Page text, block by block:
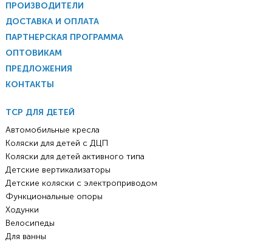
ПРОИЗВОДИТЕЛИ
ДОСТАВКА И ОПЛАТА
ПАРТНЕРСКАЯ ПРОГРАММА
ОПТОВИКАМ
ПРЕДЛОЖЕНИЯ
КОНТАКТЫ
ТСР ДЛЯ ДЕТЕЙ
Автомобильные кресла
Коляски для детей с ДЦП
Коляски для детей активного типа
Детские вертикализаторы
Детские коляски с электроприводом
Функциональные опоры
Ходунки
Велосипеды
Для ванны